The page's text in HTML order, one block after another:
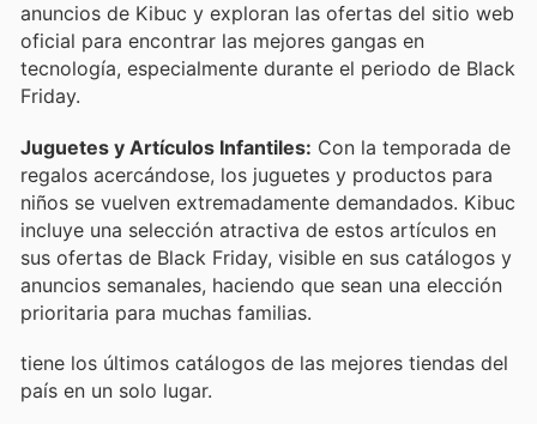
anuncios de Kibuc y exploran las ofertas del sitio web
oficial para encontrar las mejores gangas en
tecnología, especialmente durante el periodo de Black
Friday.
Juguetes y Artículos Infantiles: Con la temporada de
regalos acercándose, los juguetes y productos para
niños se vuelven extremadamente demandados. Kibuc
incluye una selección atractiva de estos artículos en
sus ofertas de Black Friday, visible en sus catálogos y
anuncios semanales, haciendo que sean una elección
prioritaria para muchas familias.
tiene los últimos catálogos de las mejores tiendas del
país en un solo lugar.